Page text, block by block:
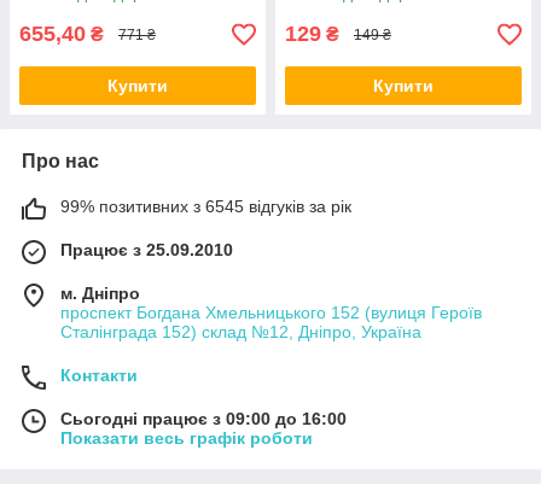
655,40 ₴ 771 ₴
Купити
129 ₴ 149 ₴
Купити
Про нас
99% позитивних з 6545 відгуків за рік
Працює з 25.09.2010
м. Дніпро
проспект Богдана Хмельницького 152 (вулиця Героїв
Сталінграда 152) склад №12, Дніпро, Україна
Контакти
Сьогодні працює з 09:00 до 16:00
Показати весь графік роботи